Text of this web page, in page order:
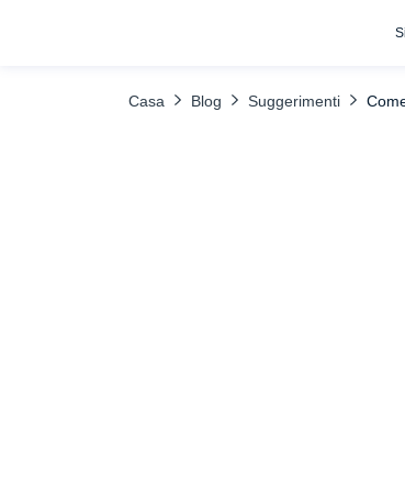
Casa Blog Suggerimenti
Recuperare i messaggi di